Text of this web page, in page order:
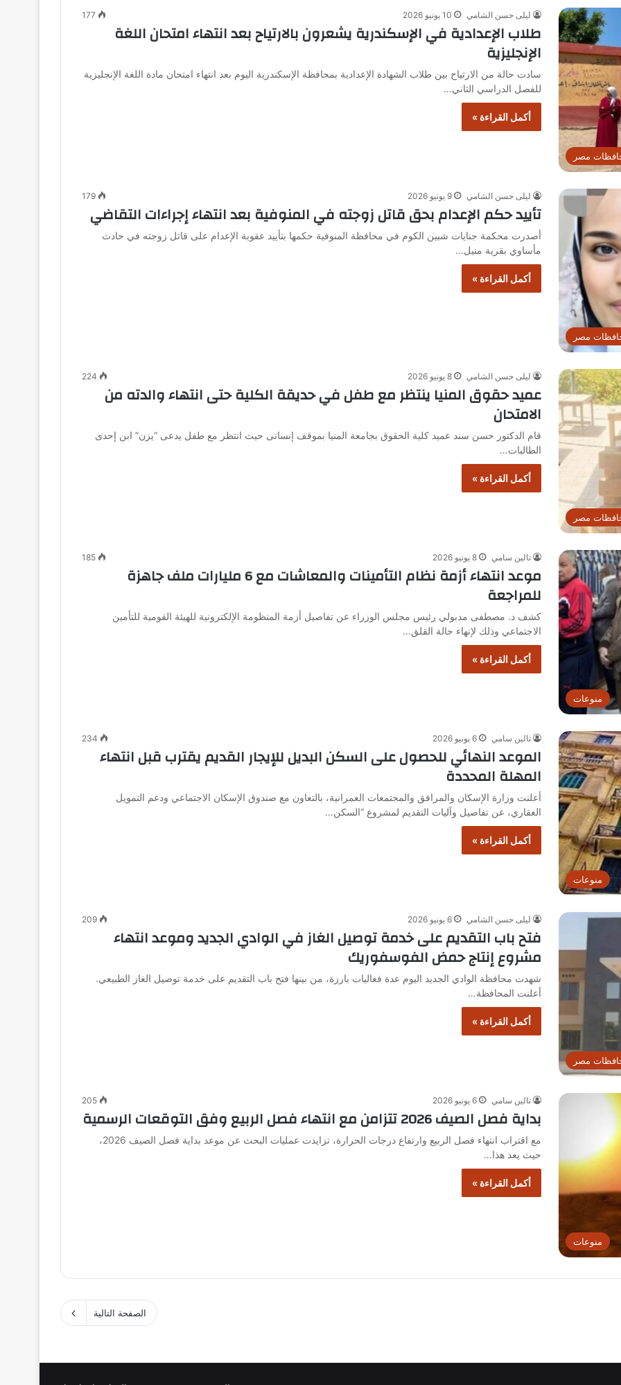
مصر
ليلى حسن الشامي 10 يونيو 2026 177
طلاب الإعدادية في الإسكندرية يشعرون بالارتياح بعد انتهاء امتحان اللغة
الإنجليزية
سادت حالة من الارتياح بين طلاب الشهادة الإعدادية بمحافظة الإسكندرية اليوم بعد انتهاء امتحان مادة اللغة الإنجليزية
للفصل الدراسي الثاني…
أكمل القراءة »
مصر
ليلى حسن الشامي 9 يونيو 2026 179
تأييد حكم الإعدام بحق قاتل زوجته في المنوفية بعد انتهاء إجراءات التقاضي
أصدرت محكمة جنايات شبين الكوم في محافظة المنوفية حكمها بتأييد عقوبة الإعدام على قاتل زوجته في حادث
مأساوي بقرية منيل…
أكمل القراءة »
مصر
ليلى حسن الشامي 8 يونيو 2026 224
عميد حقوق المنيا ينتظر مع طفل في حديقة الكلية حتى انتهاء والدته من
الامتحان
قام الدكتور حسن سند عميد كلية الحقوق بجامعة المنيا بموقف إنسانى حيث انتظر مع طفل يدعى “يزن” ابن إحدى
الطالبات…
أكمل القراءة »
منوعات
تالين سامي 8 يونيو 2026 185
موعد انتهاء أزمة نظام التأمينات والمعاشات مع 6 مليارات ملف جاهزة
للمراجعة
كشف د. مصطفى مدبولي رئيس مجلس الوزراء عن تفاصيل أزمة المنظومة الإلكترونية للهيئة القومية للتأمين
الاجتماعي وذلك لإنهاء حالة القلق…
أكمل القراءة »
منوعات
تالين سامي 6 يونيو 2026 234
الموعد النهائي للحصول على السكن البديل للإيجار القديم يقترب قبل انتهاء
المهلة المحددة
أعلنت وزارة الإسكان والمرافق والمجتمعات العمرانية، بالتعاون مع صندوق الإسكان الاجتماعي ودعم التمويل
العقاري، عن تفاصيل وآليات التقديم لمشروع “السكن…
أكمل القراءة »
مصر
ليلى حسن الشامي 6 يونيو 2026 209
فتح باب التقديم على خدمة توصيل الغاز في الوادي الجديد وموعد انتهاء
مشروع إنتاج حمض الفوسفوريك
شهدت محافظة الوادي الجديد اليوم عدة فعاليات بارزة، من بينها فتح باب التقديم على خدمة توصيل الغاز الطبيعي.
أعلنت المحافظة…
أكمل القراءة »
منوعات
تالين سامي 6 يونيو 2026 205
بداية فصل الصيف 2026 تتزامن مع انتهاء فصل الربيع وفق التوقعات الرسمية
مع اقتراب انتهاء فصل الربيع وارتفاع درجات الحرارة، تزايدت عمليات البحث عن موعد بداية فصل الصيف 2026،
حيث يعد هذا…
أكمل القراءة »
الصفحة التالية